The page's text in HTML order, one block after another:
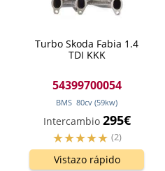
Turbo Skoda Fabia 1.4
TDI KKK
54399700054
BMS 80cv (59kw)
Intercambio 295€
(2)
Vistazo rápido